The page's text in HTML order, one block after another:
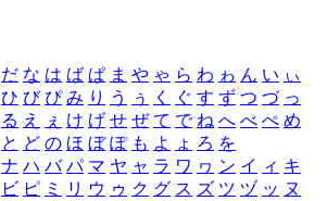
だ な は ば ぱ ま や ゃ ら わ ゎ ん い ぃ
ひ び ぴ み り う ぅ く ぐ す ず つ づ っ
る え ぇ け げ せ ぜ て で ね へ べ ぺ め
と ど の ほ ぼ ぽ も よ ょ ろ を
ナ ハ バ パ マ ヤ ャ ラ ワ ヮ ン イ ィ キ
ビ ピ ミ リ ウ ゥ ク グ ス ズ ツ ヅ ッ ヌ